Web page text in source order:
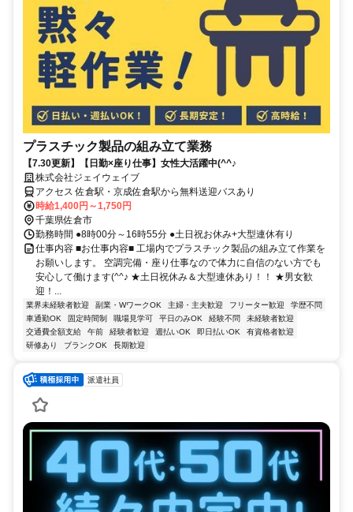
プラスチック製品の組み立て業務
【7.30更新】【日勤×座り仕事】女性大活躍中(^^♪
株式会社ジェイウェイブ
アクセス 佐倉駅・京成佐倉駅から無料送迎バスあり
時給1,400円～1,750円
千葉県佐倉市
勤務時間 ●8時00分～16時55分 ●土日祝お休み+大型連休有り
仕事内容 ■お仕事内容■ 工場内でプラスチック製品の組み立て作業を
お願いします。 空調完備・座り仕事なので体力に自信のない方でも
安心して働けます(^^♪ ★土日祝休み＆大型連休あり！！ ★男女歓
迎！...
業界未経験者歓迎 副業・WワークOK 主婦・主夫歓迎 フリーター歓迎
学歴不問
車通勤OK
固定時間制 職場見学可 平日のみOK 経験不問
未経験者歓迎
交通費全額支給
午前 経験者歓迎 週払いOK 即日払いOK
有資格者歓迎
研修あり
ブランクOK 長期歓迎
派遣社員